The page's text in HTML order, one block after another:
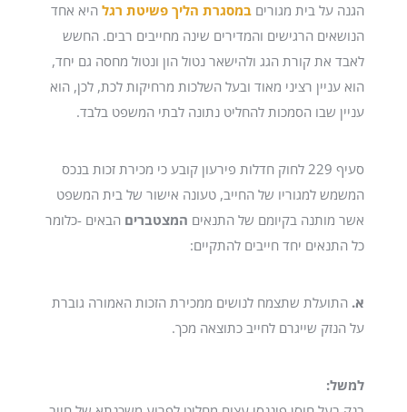
הגנה על בית מגורים במסגרת הליך פשיטת רגל היא אחד
הנושאים הרגישים והמדירים שינה מחייבים רבים. החשש
לאבד את קורת הגג ולהישאר נטול הון ונטול מחסה גם יחד,
הוא עניין רציני מאוד ובעל השלכות מרחיקות לכת, לכן, הוא
עניין שבו הסמכות להחליט נתונה לבתי המשפט בלבד.
סעיף 229 לחוק
חדלות פירעון קובע כי מכירת זכות בנכס
המשמש למגוריו של החייב, טעונה אישור של בית המשפט
אשר מותנה בקיומם של התנאים המצטברים הבאים -כלומר
כל התנאים יחד חייבים להתקיים:
א. התועלת שתצמח לנושים ממכירת הזכות האמורה גוברת
על הנזק שייגרם לחייב כתוצאה מכך.
למשל: